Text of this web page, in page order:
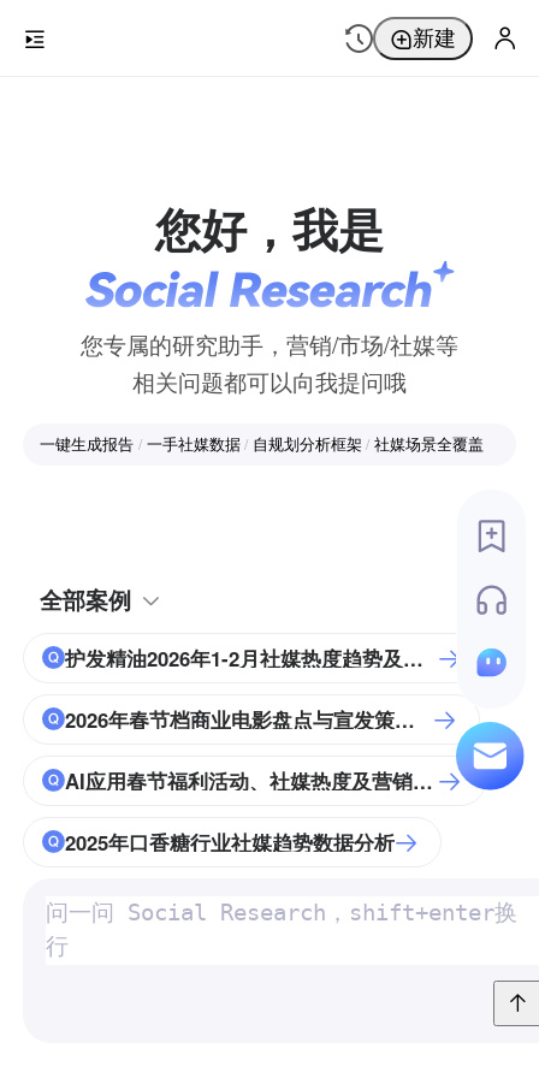
新建
您好，我是
您专属的研究助手，营销/市场/社媒等
相关问题都可以向我提问哦
一键生成报告 / 一手社媒数据 / 自规划分析框架 / 社媒场景全覆盖
全部案例
护发精油2026年1-2月社媒热度趋势及驱动分析
2026年春节档商业电影盘点与宣发策略分析
AI应用春节福利活动、社媒热度及营销策略分析
2025年口香糖行业社媒趋势数据分析